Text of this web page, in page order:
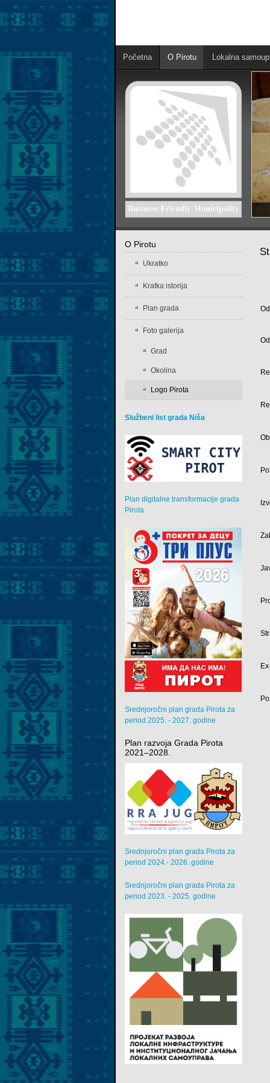
Početna O Pirotu Lokalna
O Pirotu
Ukratko
Kratka istorija
Plan grada
Foto galerija
Grad
Okolina
Logo Pirota
Službeni list grada Niša
Plan digitalne transformacije grada
Pirota
Srednjoročni plan grada Pirota za
period 2025. - 2027. godine
Plan razvoja Grada Pirota
2021–2028.
Srednjoročni plan grada Pirota za
period 2024.- 2026. godine
Srednjoročni plan grada Pirota za
period 2023. - 2025. godine